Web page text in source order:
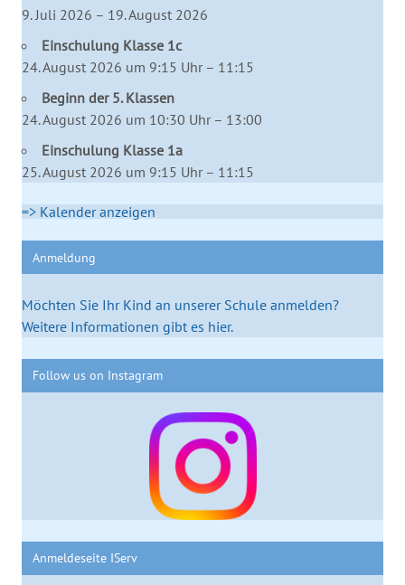
9. Juli 2026 – 19. August 2026
Einschulung Klasse 1c
24. August 2026 um 9:15 Uhr – 11:15
Beginn der 5. Klassen
24. August 2026 um 10:30 Uhr – 13:00
Einschulung Klasse 1a
25. August 2026 um 9:15 Uhr – 11:15
=> Kalender anzeigen
Anmeldung
Möchten Sie Ihr Kind an unserer Schule anmelden?
Weitere Informationen gibt es hier.
Follow us on Instagram
Anmeldeseite IServ